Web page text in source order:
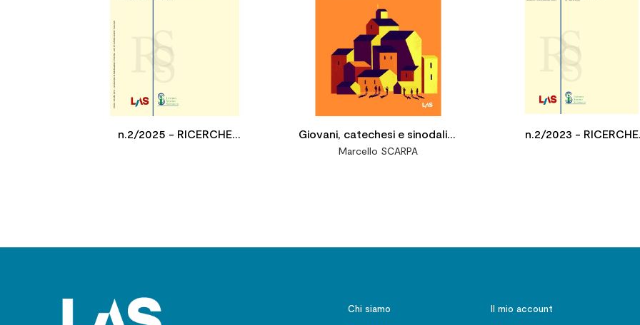
n.2/2025 - RICERCHE
Giovani, catechesi e sinodalità
missionaria. Contesti, criteri,
Marcello SCARPA
n.2/2023 - RICERCHE
Chi siamo
Il mio account